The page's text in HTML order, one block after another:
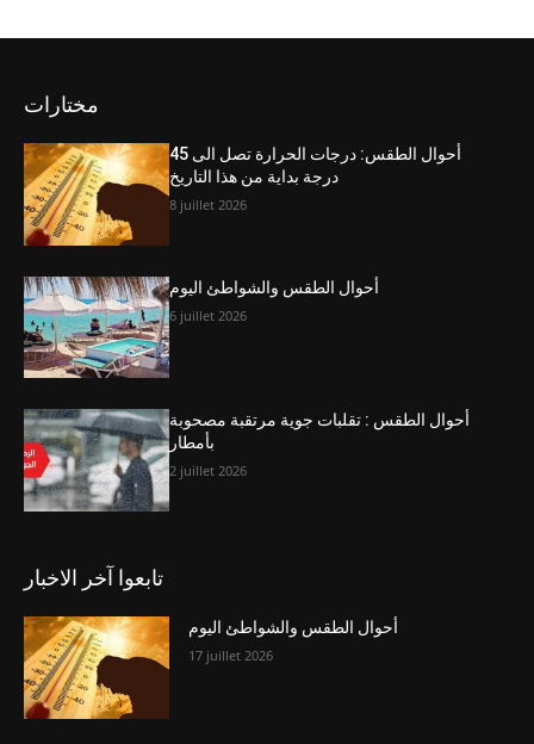
مختارات
أحوال الطقس: درجات الحرارة تصل الى 45
درجة بداية من هذا التاريخ
8 juillet 2026
أحوال الطقس والشواطئ اليوم
6 juillet 2026
أحوال الطقس : تقلبات جوية مرتقبة مصحوبة
بأمطار
2 juillet 2026
تابعوا آخر الاخبار
أحوال الطقس والشواطئ اليوم
17 juillet 2026